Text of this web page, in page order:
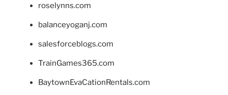
roselynns.com
balanceyoganj.com
salesforceblogs.com
TrainGames365.com
BaytownEvaCationRentals.com